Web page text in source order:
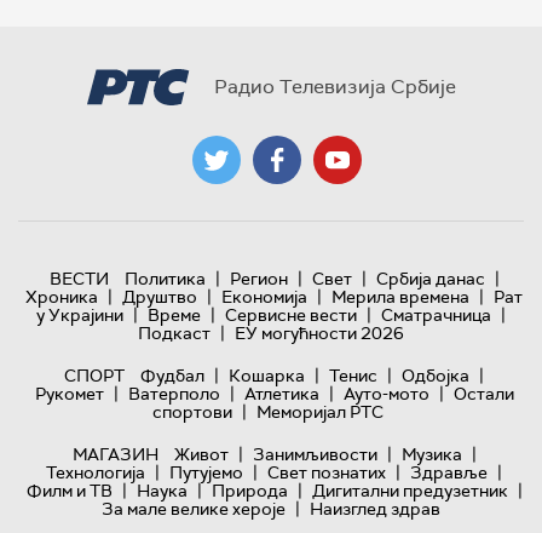
Радио Телевизија Србије
ВЕСТИ Политика | Регион | Свет | Србија данас |
Хроника | Друштво | Економија | Мерила времена | Рат
у Украјини | Време | Сервисне вести | Сматрачница |
Подкаст | ЕУ могућности 2026
СПОРТ
Фудбал | Кошарка | Тенис | Одбојка |
Рукомет | Ватерполо | Атлетика | Ауто-мото | Остали
спортови | Меморијал РТС
МАГАЗИН
Живот | Занимљивости | Музика |
Технологијa | Путујемо | Свет познатих | Здравље |
Филм и ТВ | Наука | Природа | Дигитални предузетник |
За мале велике хероје | Наизглед здрав